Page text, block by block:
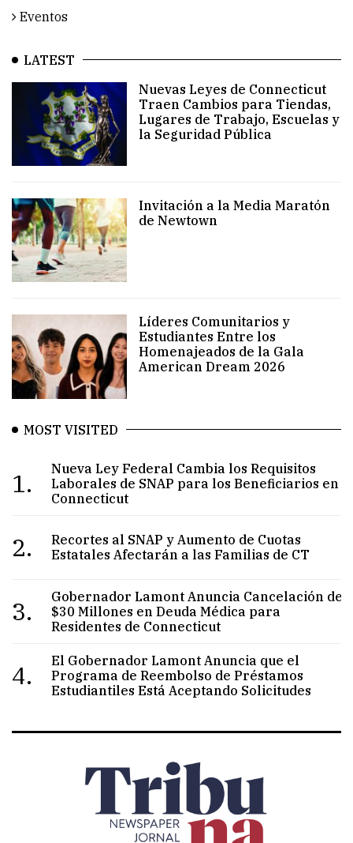
Eventos
LATEST
Nuevas Leyes de Connecticut
Traen Cambios para Tiendas,
Lugares de Trabajo, Escuelas y
la Seguridad Pública
Invitación a la Media Maratón
de Newtown
Líderes Comunitarios y
Estudiantes Entre los
Homenajeados de la Gala
American Dream 2026
MOST VISITED
1.
Nueva Ley Federal Cambia los Requisitos
Laborales de SNAP para los Beneficiarios en
Connecticut
2.
Recortes al SNAP y Aumento de Cuotas
Estatales Afectarán a las Familias de CT
3.
Gobernador Lamont Anuncia Cancelación de
$30 Millones en Deuda Médica para
Residentes de Connecticut
4.
El Gobernador Lamont Anuncia que el
Programa de Reembolso de Préstamos
Estudiantiles Está Aceptando Solicitudes